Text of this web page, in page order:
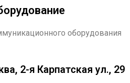
оборудования
2-я Карпатская ул., 29